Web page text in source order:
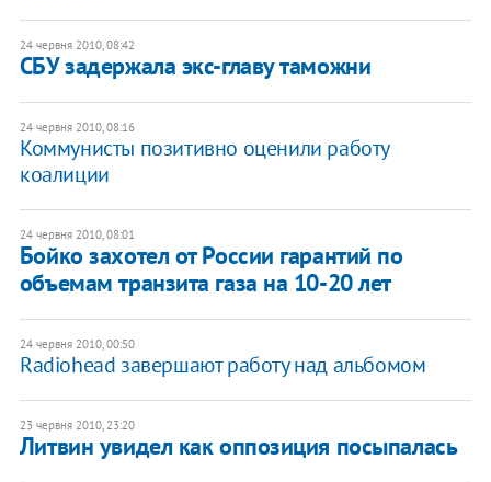
24 червня 2010, 08:42
СБУ задержала экс-главу таможни
24 червня 2010, 08:16
Коммунисты позитивно оценили работу
коалиции
24 червня 2010, 08:01
Бойко захотел от России гарантий по
объемам транзита газа на 10-20 лет
24 червня 2010, 00:50
Radiohead завершают работу над альбомом
23 червня 2010, 23:20
Литвин увидел как оппозиция посыпалась